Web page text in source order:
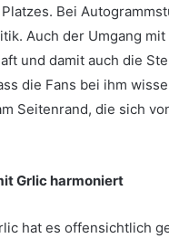
Bei
Auch der Umgang
und damit auch die
die Fans bei ihm
Seitenrand, die sich
Grlic harmoniert
hat es offensichtlich